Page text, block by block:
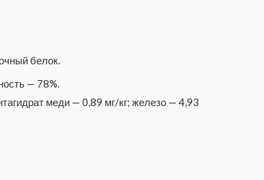
белок.
— 78%.
меди — 0,89 мг/кг; железо — 4,93